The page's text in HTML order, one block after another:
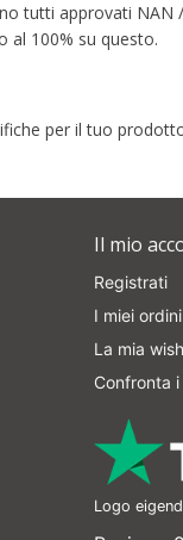
tutti approvati NAN
al 100% su questo.
per il tuo
Il mio
Registrati
I miei ordini
La mia
Confronta
Logo